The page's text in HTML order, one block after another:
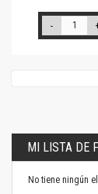
-
MI LISTA DE
No tiene ningún